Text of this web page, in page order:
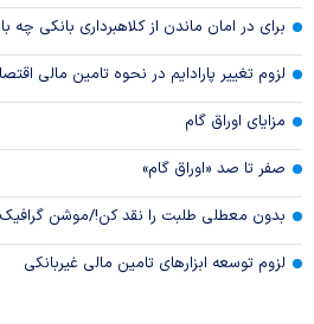
برای در امان ماندن از کلاهبرداری بانکی چه
لزوم تغییر پارادایم در نحوه تامین مالی
مزایای اوراق گام
صفر تا صد «اوراق گام»
بدون معطلی طلبت را نقد کن!/موشن گرافیک
لزوم توسعه ابزارهای تامین مالی غیربانکی